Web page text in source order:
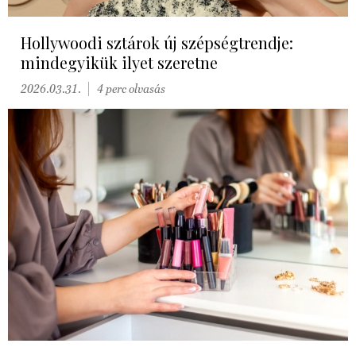
Hollywoodi sztárok új szépségtrendje:
mindegyikük ilyet szeretne
2026.03.31. 4 perc olvasás